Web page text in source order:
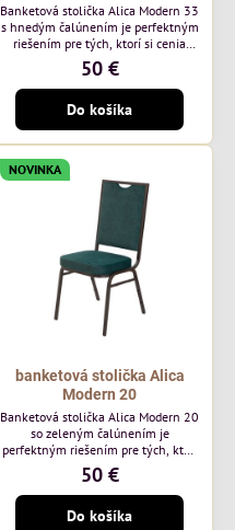
Banketová stolička Alica Modern 33
s hnedým čalúnením je perfektným
riešením pre tých, ktorí si cenia
vysokú kvalitu a jedinečný dizajn.
Stolička je výnimočná použitím
vysoko kvalitného hnedého
čalúnenia Mossa 29 od poľského
výrobcu Davis ktorého látka má
hmotnosť 325 g/m², čo zaručuje
výnimočnú odolnosť a pohodlie.
Okrem toho je látka vybavená
technológiou Easy-Clean, vďaka
ktorej sa ľahko...
50 €
Do košíka
NOVINKA
banketová stolička Alica
Modern 20
Banketová stolička Alica Modern 20
so zeleným čalúnením je
perfektným riešením pre tých, ktorí
si cenia vysokú kvalitu a jedinečný
dizajn. Stolička je výnimočná
použitím vysoko kvalitného tmavo
zeleného zamatového čalúnenia od
50 €
Do košíka